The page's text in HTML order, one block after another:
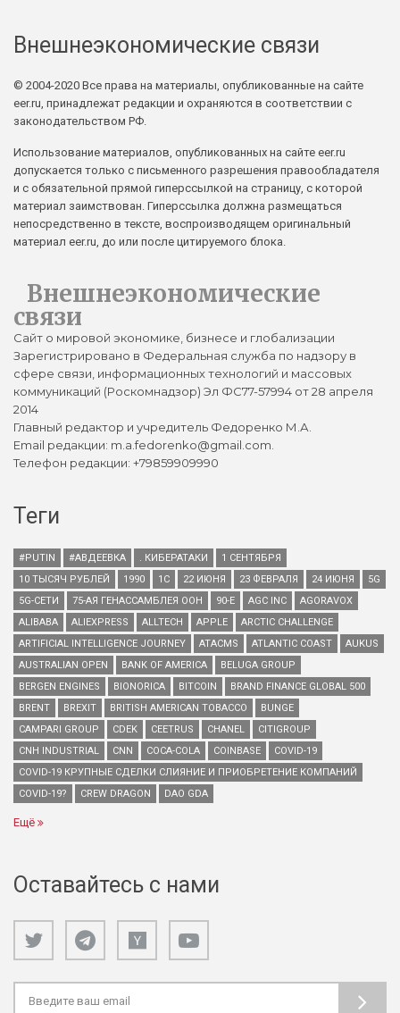
Внешнеэкономические связи
© 2004-2020 Все права на материалы, опубликованные на сайте
eer.ru, принадлежат редакции и охраняются в соответствии с
законодательством РФ.
Использование материалов, опубликованных на сайте eer.ru
допускается только с письменного разрешения правообладателя
и с обязательной прямой гиперссылкой на страницу, с которой
материал заимствован. Гиперссылка должна размещаться
непосредственно в тексте, воспроизводящем оригинальный
материал eer.ru, до или после цитируемого блока.
Внешнеэкономические
связи
Сайт о мировой экономике, бизнесе и глобализации
Зарегистрировано в Федеральная служба по надзору в
сфере связи, информационных технологий и массовых
коммуникаций (Роскомнадзор) Эл ФС77-57994 от 28 апреля
2014
Главный редактор и учредитель Федоренко М.А.
Email редакции: m.a.fedorenko@gmail.com.
Телефон редакции: +79859909990
Теги
#PUTIN #АВДЕЕВКА . КИБЕРАТАКИ
1 СЕНТЯБРЯ
10 ТЫСЯЧ РУБЛЕЙ
1990 1С 22 ИЮНЯ 23 ФЕВРАЛЯ 24 ИЮНЯ
5G
5G-СЕТИ
75-АЯ ГЕНАССАМБЛЕЯ ООН 90-Е AGC INC
AGORAVOX
ALIBABA
ALIEXPRESS ALLTECH APPLE
ARCTIC CHALLENGE
ARTIFICIAL INTELLIGENCE JOURNEY
ATACMS ATLANTIC COAST
AUKUS
AUSTRALIAN OPEN
BANK OF AMERICA
BELUGA GROUP
BERGEN ENGINES
BIONORICA BITCOIN
BRAND FINANCE GLOBAL 500
BRENT
BREXIT BRITISH AMERICAN TOBACCO
BUNGE
CAMPARI GROUP
CDEK CEETRUS CHANEL
CITIGROUP
CNH INDUSTRIAL
CNN COCA-COLA COINBASE
COVID-19
COVID-19 КРУПНЫЕ СДЕЛКИ СЛИЯНИЕ И ПРИОБРЕТЕНИЕ КОМПАНИЙ
COVID-19?
CREW DRAGON DAO GDA
Ещё
Оставайтесь с нами